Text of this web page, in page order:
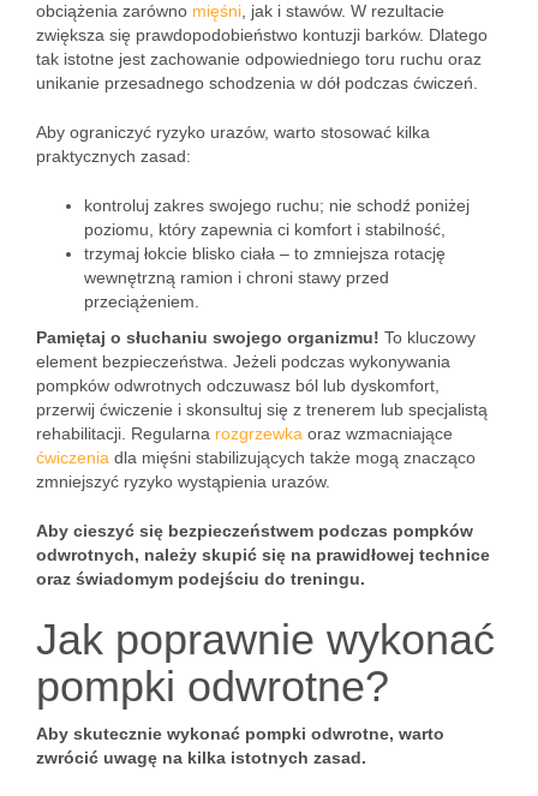
obciążenia zarówno mięśni , jak i stawów. W rezultacie
zwiększa się prawdopodobieństwo kontuzji barków. Dlatego
tak istotne jest zachowanie odpowiedniego toru ruchu oraz
unikanie przesadnego schodzenia w dół podczas ćwiczeń.
Aby ograniczyć ryzyko urazów, warto stosować kilka
praktycznych zasad:
kontroluj zakres swojego ruchu; nie schodź poniżej
poziomu, który zapewnia ci komfort i stabilność,
trzymaj łokcie blisko ciała – to zmniejsza rotację
wewnętrzną ramion i chroni stawy przed
przeciążeniem.
Pamiętaj o słuchaniu swojego organizmu! To kluczowy
element bezpieczeństwa. Jeżeli podczas wykonywania
pompków odwrotnych odczuwasz ból lub dyskomfort,
przerwij ćwiczenie i skonsultuj się z trenerem lub specjalistą
rehabilitacji. Regularna rozgrzewka oraz wzmacniające
ćwiczenia dla mięśni stabilizujących także mogą znacząco
zmniejszyć ryzyko wystąpienia urazów.
Aby cieszyć się bezpieczeństwem podczas pompków
odwrotnych, należy skupić się na prawidłowej technice
oraz świadomym podejściu do treningu.
Jak poprawnie wykonać
pompki odwrotne?
Aby skutecznie wykonać pompki odwrotne, warto
zwrócić uwagę na kilka istotnych zasad.